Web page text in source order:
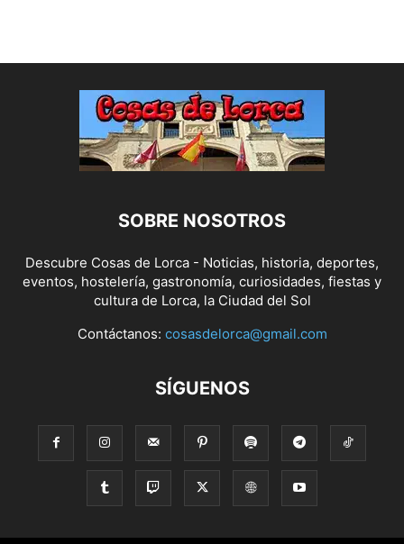
SOBRE NOSOTROS
Descubre Cosas de Lorca - Noticias, historia, deportes,
eventos, hostelería, gastronomía, curiosidades, fiestas y
cultura de Lorca, la Ciudad del Sol
Contáctanos: cosasdelorca@gmail.com
SÍGUENOS